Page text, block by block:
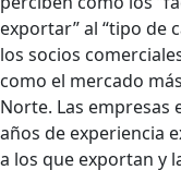
exportar” al “tipo de
los socios
como el mercado
Norte. Las empresas
años de experiencia
a los que exportan y